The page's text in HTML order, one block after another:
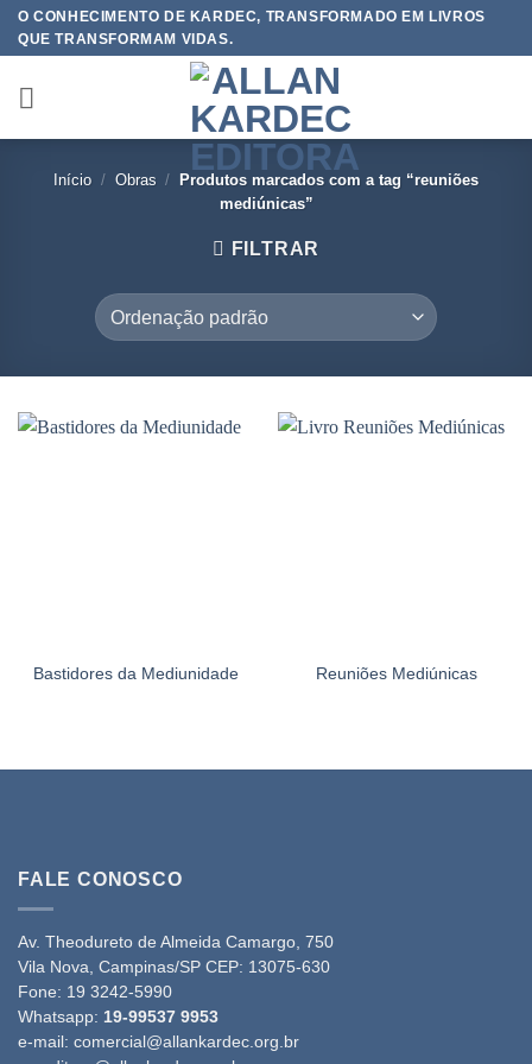
SkipO CONHECIMENTO DE KARDEC, TRANSFORMADO EM LIVROS
QUE TRANSFORMAM VIDAS.
Início / Obras /
Produtos marcados com a tag “reuniões
mediúnicas”
FILTRAR
Bastidores da Mediunidade Reuniões Mediúnicas
FALE CONOSCO
Av. Theodureto de Almeida Camargo, 750
Vila Nova, Campinas/SP CEP: 13075-630
Fone: 19 3242-5990
Whatsapp: 19-99537 9953
e-mail: comercial@allankardec.org.br